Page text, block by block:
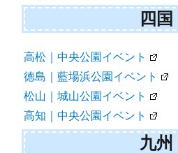
四国
高松｜中央公園イベント
徳島｜藍場浜公園イベント
松山｜城山公園イベント
高知｜中央公園イベント
九州